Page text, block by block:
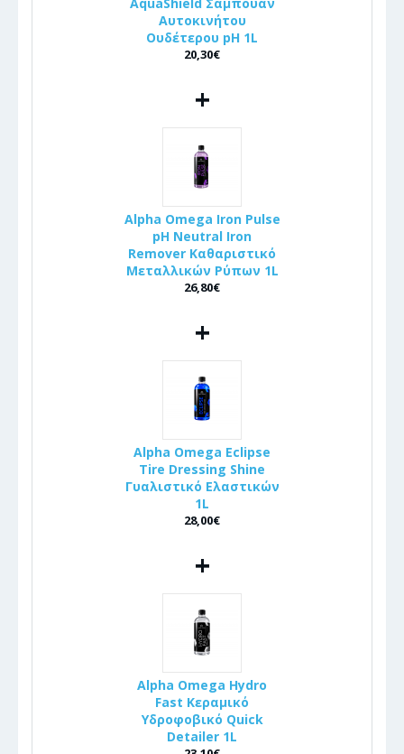
Αυτοκινήτου
Ουδέτερου pH 1L
20,30€
+
Alpha Omega Iron Pulse
pH Neutral Iron
Remover Καθαριστικό
Μεταλλικών Ρύπων 1L
26,80€
+
Alpha Omega Eclipse
Tire Dressing Shine
Γυαλιστικό Ελαστικών
1L
28,00€
+
Alpha Omega Hydro
Fast Κεραμικό
Υδροφοβικό Quick
Detailer 1L